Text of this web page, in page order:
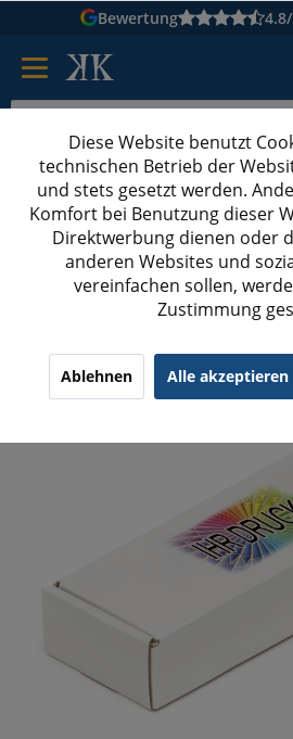
Bewertung
Kartons bedruckenKartons
Faltschachteln bedrucken
145x52x27 mm einwellige
(3)5.00/5.00
Diese Website benutzt
technischen Betrieb der
und stets gesetzt werden.
Komfort bei Benutzung dieser
Direktwerbung dienen oder
anderen Websites und
vereinfachen sollen,
Zustimmung
Ablehnen Alle akzeptieren